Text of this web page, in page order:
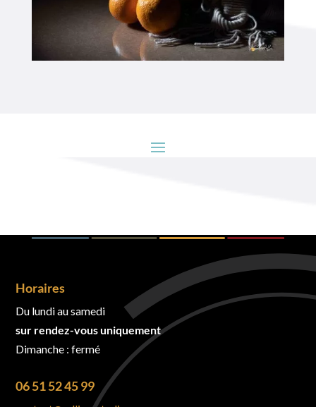
Horaires
Du lundi au samedi
sur rendez-vous uniquement
Dimanche : fermé
06 51 52 45 99